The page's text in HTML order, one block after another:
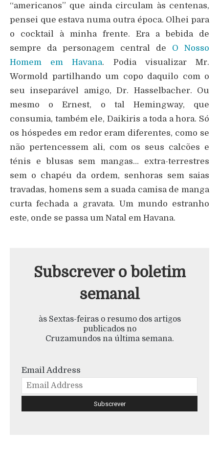
“americanos” que ainda circulam às centenas,
pensei que estava numa outra época. Olhei para
o cocktail à minha frente. Era a bebida de
sempre da personagem central de O Nosso
Homem em Havana. Podia visualizar Mr.
Wormold partilhando um copo daquilo com o
seu inseparável amigo, Dr. Hasselbacher. Ou
mesmo o Ernest, o tal Hemingway, que
consumia, também ele, Daikiris a toda a hora. Só
os hóspedes em redor eram diferentes, como se
não pertencessem ali, com os seus calcões e
ténis e blusas sem mangas… extra-terrestres
sem o chapéu da ordem, senhoras sem saias
travadas, homens sem a suada camisa de manga
curta fechada a gravata. Um mundo estranho
este, onde se passa um Natal em Havana.
Subscrever o boletim
semanal
às Sextas-feiras o resumo dos artigos
publicados no
Cruzamundos na última semana.
Email Address